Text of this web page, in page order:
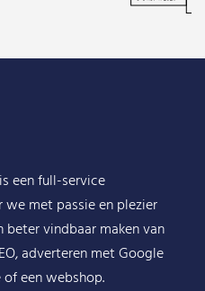
is een full-service
met passie en plezier
vindbaar maken van
adverteren met Google
een webshop.